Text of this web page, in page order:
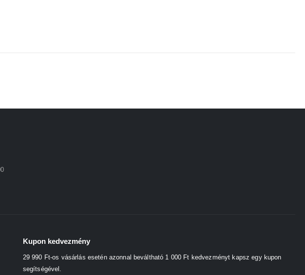
Kupon kedvezmény
29 990 Ft-os vásárlás esetén azonnal beváltható 1 000 Ft kedvezményt kapsz egy kupon
segítségével.